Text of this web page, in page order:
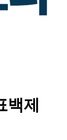
백제